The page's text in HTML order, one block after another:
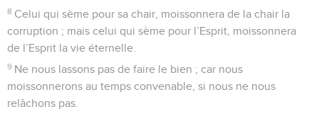
8 Celui qui sème pour sa chair, moissonnera de la chair la
corruption ; mais celui qui sème pour l’Esprit, moissonnera
de l’Esprit la vie éternelle.
9 Ne nous lassons pas de faire le bien ; car nous
moissonnerons au temps convenable, si nous ne nous
relâchons pas.